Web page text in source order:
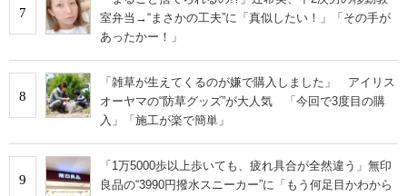
7
室弁当→“まさかの工夫”に「真似したい！」「その手が
あったかー！」
8
「雑草が生えてくるのが嫌で購入しました」 アイリス
オーヤマの“防草グッズ”が大人気 「今回で3度目の購
入」「施工が楽で簡単」
9
「1万5000歩以上歩いても、疲れ具合が全然違う」無印
良品の“3990円撥水スニーカー”に「もう何足目かわから